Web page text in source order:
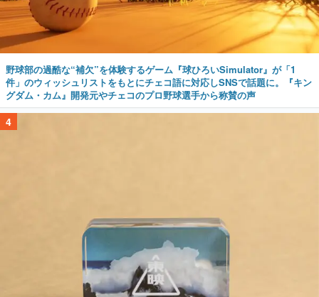
野球部の過酷な“補欠”を体験するゲーム『球ひろいSimulator』が「1
件」のウィッシュリストをもとにチェコ語に対応しSNSで話題に。『キン
グダム・カム』開発元やチェコのプロ野球選手から称賛の声
4